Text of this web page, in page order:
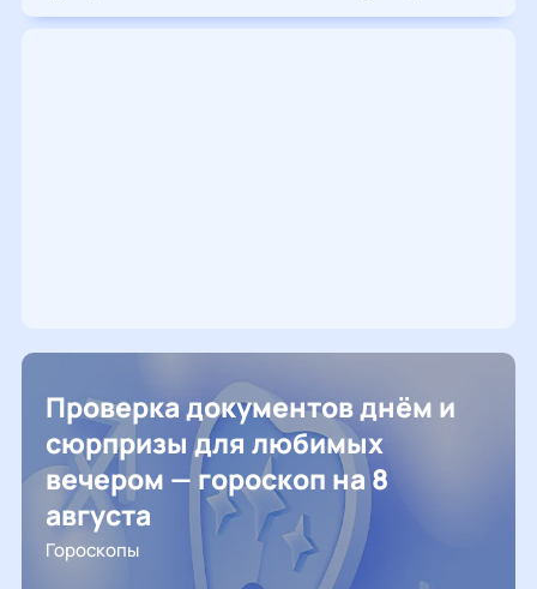
Проверка документов днём и
сюрпризы для любимых
вечером — гороскоп на 8
августа
Гороскопы